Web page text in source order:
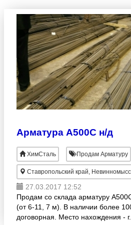
Арматура А500С н/д
ХимСталь Продам Арматуру
Ставропольский край,
27.03.2017 12:52
Продам со склада арматуру
(от 6-11, 7 м). В наличии более
договорная. Место нахождения -